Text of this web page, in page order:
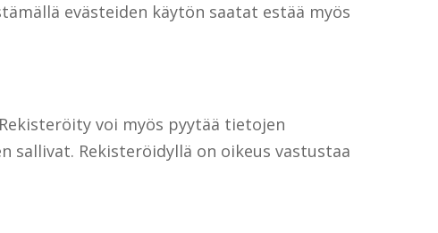
evästeiden käytön saatat estää myös
voi myös pyytää tietojen
Rekisteröidyllä on oikeus vastustaa